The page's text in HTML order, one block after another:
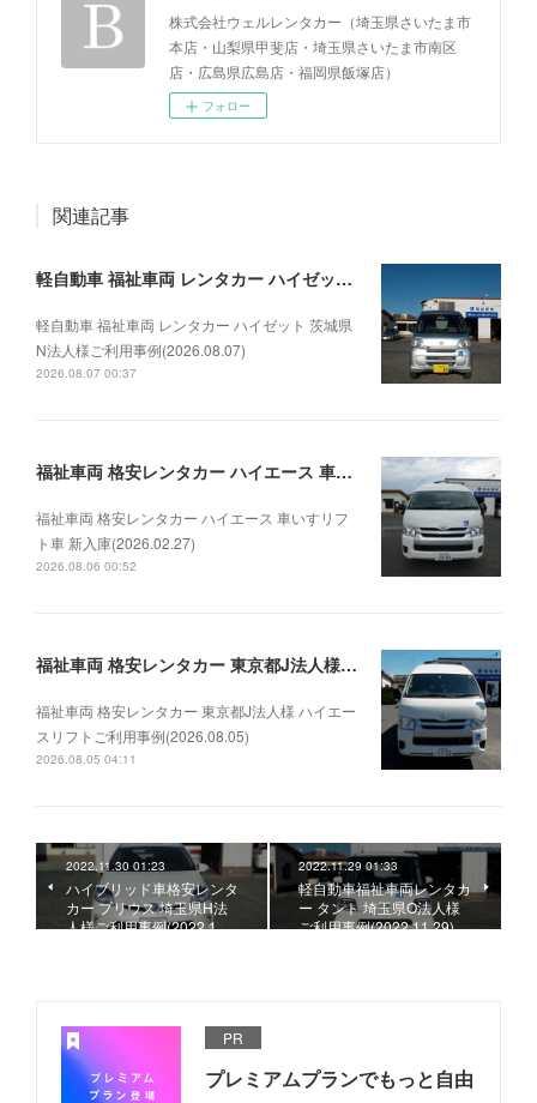
株式会社ウェルレンタカー（埼玉県さいたま市
本店・山梨県甲斐店・埼玉県さいたま市南区
店・広島県広島店・福岡県飯塚店）
フォロー
関連記事
軽自動車 福祉車両 レンタカー ハイゼット 茨城県N法人様ご利用事例(2026.08.07)
軽自動車 福祉車両 レンタカー ハイゼット 茨城県
N法人様ご利用事例(2026.08.07)
2026.08.07 00:37
福祉車両 格安レンタカー ハイエース 車いすリフト車 新入庫(2026.02.27)
福祉車両 格安レンタカー ハイエース 車いすリフ
ト車 新入庫(2026.02.27)
2026.08.06 00:52
福祉車両 格安レンタカー 東京都J法人様 ハイエースリフトご利用事例(2026.08.05)
福祉車両 格安レンタカー 東京都J法人様 ハイエー
スリフトご利用事例(2026.08.05)
2026.08.05 04:11
2022.11.30 01:23
ハイブリッド車格安レンタ
カー プリウス 埼玉県H法
人様ご利用事例(2022.1…
2022.11.29 01:33
軽自動車福祉車両レンタカ
ー タント 埼玉県O法人様
ご利用事例(2022.11.29)
PR
プレミアムプランでもっと自由